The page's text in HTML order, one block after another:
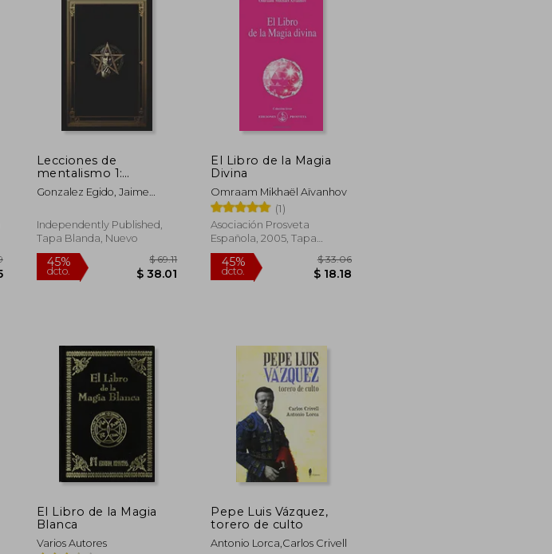
Lecciones de
mentalismo 1:
Mysterium principium
Gonzalez Egido, Jaime
Independently Published,
Tapa Blanda, Nuevo
45%
dcto. $ 38.01
El Libro de la Magia
Divina
Omraam Mikhaël Aïvanhov
(1)
Asociación Prosveta
Española, 2005, Tapa
Blanda, Nuevo
45%
dcto.
El Libro de la Magia
Blanca
Varios Autores
Pepe Luis Vázquez,
torero de culto
Antonio Lorca,Carlos Crivell